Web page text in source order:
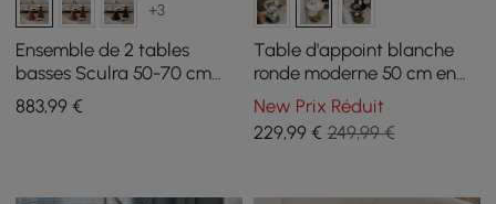
+3
Ensemble de 2 tables
basses Sculra 50-70 cm
noyer avec plateau en
pierre frittée
883,99 €
Table d'appoint blanche
ronde moderne 50 cm en
pierre frittée, à 2 niveaux
New Prix Réduit
229,99€ 249,99 €